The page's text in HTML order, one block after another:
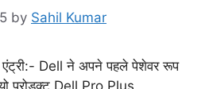
by Sahil Kumar
एंट्री:- Dell ने अपने पहले पेशेवर रूप